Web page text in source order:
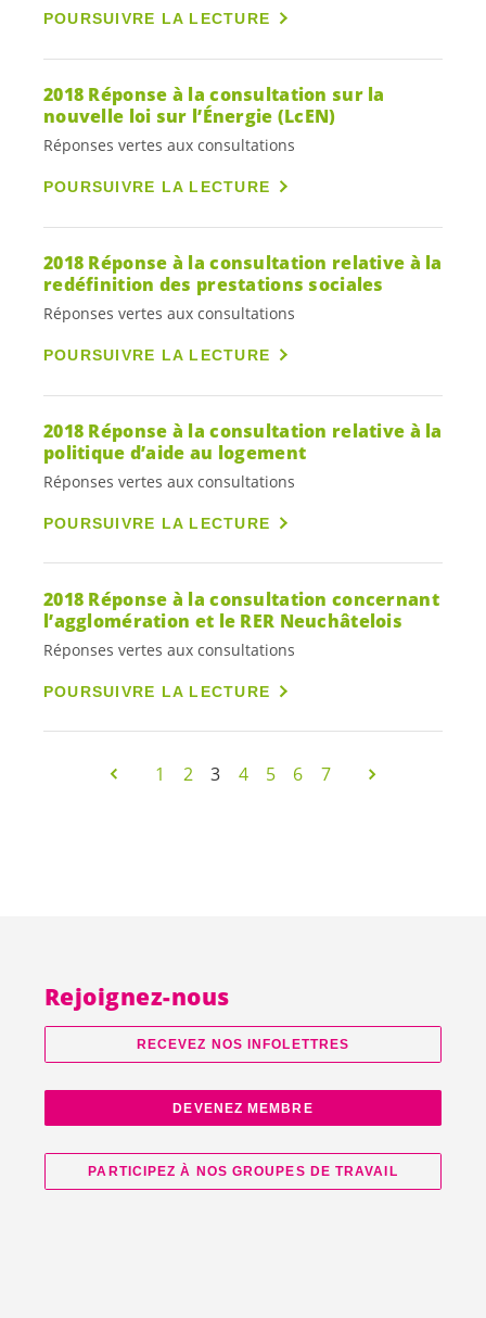
POURSUIVRE LA LECTURE
2018 Réponse à la consultation sur la
nouvelle loi sur l’Énergie (LcEN)
Réponses vertes aux consultations
POURSUIVRE LA LECTURE
2018 Réponse à la consultation relative à la
redéfinition des prestations sociales
Réponses vertes aux consultations
POURSUIVRE LA LECTURE
2018 Réponse à la consultation relative à la
politique d’aide au logement
Réponses vertes aux consultations
POURSUIVRE LA LECTURE
2018 Réponse à la consultation concernant
l’agglomération et le RER Neuchâtelois
Réponses vertes aux consultations
POURSUIVRE LA LECTURE
1 2 3 4 5 6 7
Rejoignez-nous
RECEVEZ NOS INFOLETTRES
DEVENEZ MEMBRE
PARTICIPEZ À NOS GROUPES DE TRAVAIL